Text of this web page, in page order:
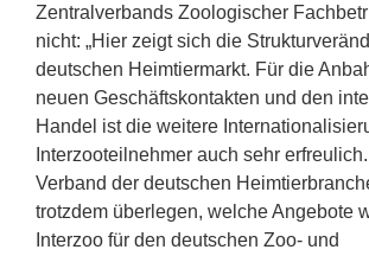
Zentralverbands Zoologischer
nicht: „Hier zeigt sich die
deutschen Heimtiermarkt. Für die
neuen Geschäftskontakten und den
Handel ist die weitere
Interzooteilnehmer auch sehr
Verband der deutschen
trotzdem überlegen, welche Angebote
Interzoo für den deutschen Zoo- und